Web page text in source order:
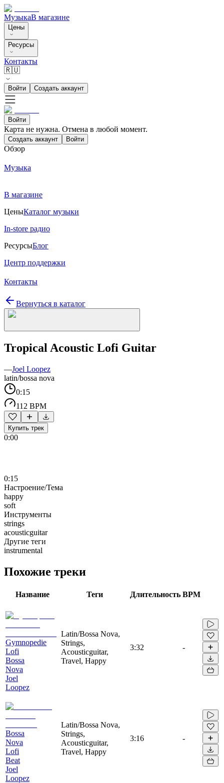
МузыкаВ магазине
Цены
Ресурсы
Контакты
🇷🇺
Войти Создать аккаунт
Войти
Карта не нужна. Отмена в любой момент.
Создать аккаунт Войти
Обзор
Музыка
В магазине
ЦеныКаталог музыки
In-store радио
РесурсыБлог
Центр поддержки
Контакты
Вернуться в каталог
Tropical Acoustic Lofi Guitar
—Joel Loopez
latin/bossa nova
0:15
112 BPM
Купить трек
0:00
0:15
Настроение/Тема
happy
soft
Инструменты
strings
acousticguitar
Другие теги
instrumental
Похожие треки
Название Теги Длительность BPM
Gymnopedie
Lofi
Bossa
Nova
Joel
Loopez
Latin/Bossa Nova,
Strings,
Acousticguitar,
Travel, Happy
3:32 -
Bossa
Nova
Lofi
Beat
Joel
Loopez
Latin/Bossa Nova,
Strings,
Acousticguitar,
Travel, Happy
3:16 -